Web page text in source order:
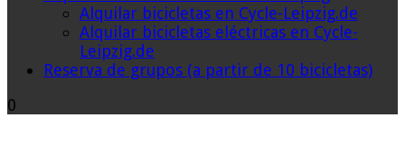
Alquilar bicicletas en Cycle-Leipzig.de
Alquilar bicicletas eléctricas en Cycle-
Leipzig.de
Reserva de grupos (a partir de 10 bicicletas)
0